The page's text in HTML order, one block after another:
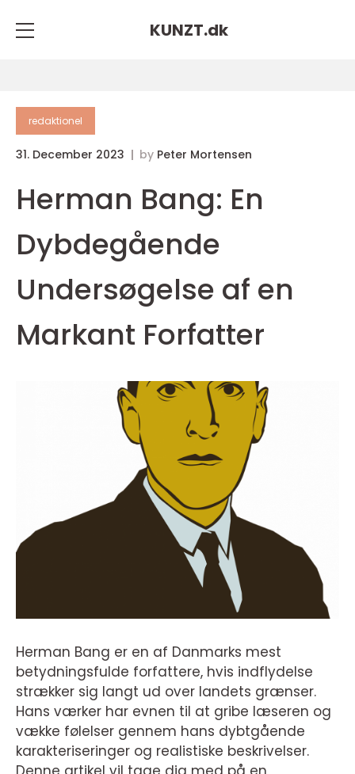
KUNZT.dk
redaktionel
31. December 2023 by Peter Mortensen
Herman Bang: En
Dybdegående
Undersøgelse af en
Markant Forfatter
Herman Bang er en af Danmarks mest
betydningsfulde forfattere, hvis indflydelse
strækker sig langt ud over landets grænser.
Hans værker har evnen til at gribe læseren og
vække følelser gennem hans dybtgående
karakteriseringer og realistiske beskrivelser.